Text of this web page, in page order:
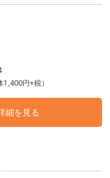
円+税）
細を見る